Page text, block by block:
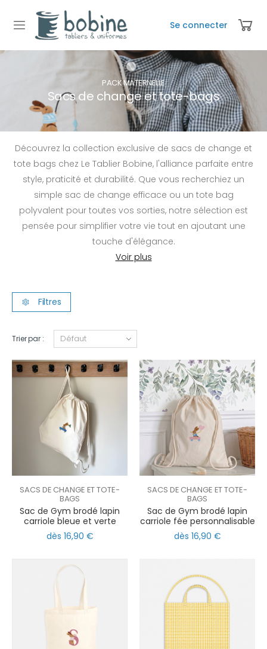
Se connecter
PACK MATERNELLE
Sacs de change et tote-bags
Découvrez la collection exclusive de sacs de change et
tote bags chez Le Tablier Bobine, l'alliance parfaite entre
style, praticité et durabilité. Que vous recherchiez un
simple sac de change efficace ou un tote bag
polyvalent pour toutes vos sorties, notre sélection est
pensée pour simplifier votre vie tout en ajoutant une
touche d'élégance.
Filtres
Trier par :
SACS DE CHANGE ET TOTE-
BAGS
Sac de Gym brodé lapin
carriole bleue et verte
dès 16,90 €
SACS DE CHANGE ET TOTE-
BAGS
Sac de Gym brodé lapin
carriole fée personnalisable
dès 16,90 €